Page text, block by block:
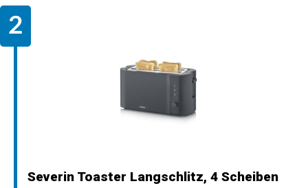
Severin Toaster Langschlitz, 4 Scheiben